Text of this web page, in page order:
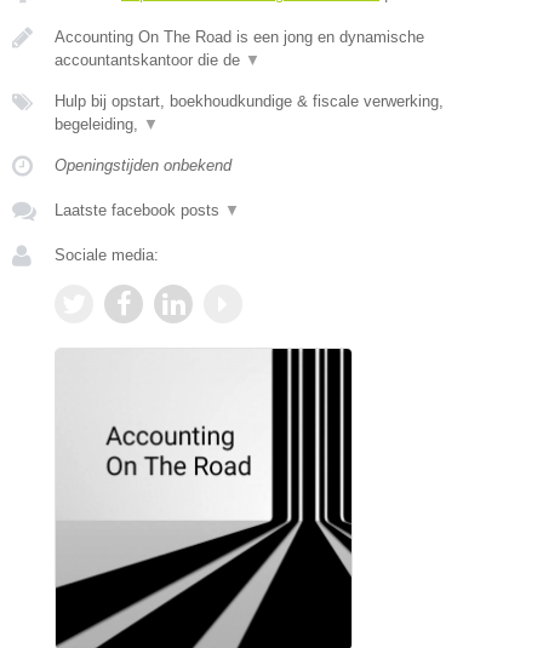
Accounting On The Road is een jong en dynamische
accountantskantoor die de ▼
Hulp bij opstart, boekhoudkundige & fiscale verwerking,
begeleiding, ▼
Openingstijden onbekend
Laatste facebook posts ▼
Sociale media: